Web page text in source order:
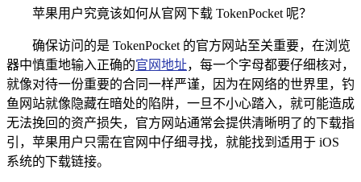
苹果用户究竟该如何从官网下载 TokenPocket 呢？
确保访问的是 TokenPocket 的官方网站至关重要，在浏览
器中慎重地输入正确的官网地址，每一个字母都要仔细核对，
就像对待一份重要的合同一样严谨，因为在网络的世界里，钓
鱼网站就像隐藏在暗处的陷阱，一旦不小心踏入，就可能造成
无法挽回的资产损失，官方网站通常会提供清晰明了的下载指
引，苹果用户只需在官网中仔细寻找，就能找到适用于 iOS
系统的下载链接。